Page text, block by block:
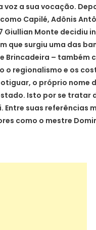
voz a sua vocação.
Capilé, Adônis
Giullian Monte decidiu
que surgiu uma das
Brincadeira – também
o regionalismo e os
o próprio nome
Isto por se tratar
Entre suas referências
como o mestre